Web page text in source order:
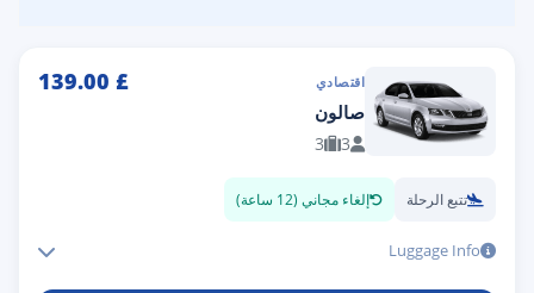
اقتصادي £
139.00
صالون
3
3
تتبع الرحلة إلغاء مجاني (12 ساعة)
Luggage Info